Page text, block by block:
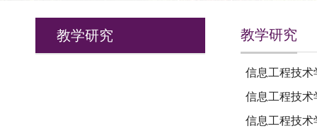
教学研究 教学研究
信息工程技术
信息工程技术
信息工程技术